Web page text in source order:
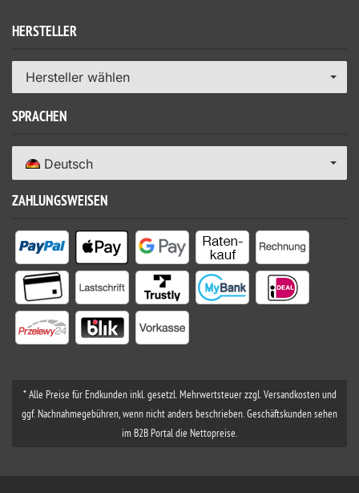
HERSTELLER
Hersteller wählen
SPRACHEN
Deutsch
ZAHLUNGSWEISEN
* Alle Preise für Endkunden inkl. gesetzl. Mehrwertsteuer zzgl. Versandkosten und
ggf. Nachnahmegebühren, wenn nicht anders beschrieben. Geschäftskunden sehen
im B2B Portal die Nettopreise.